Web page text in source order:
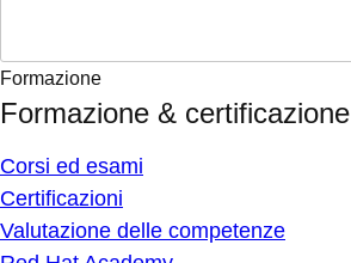
Formazione
Formazione & certificazione
Corsi ed esami
Certificazioni
Valutazione delle competenze